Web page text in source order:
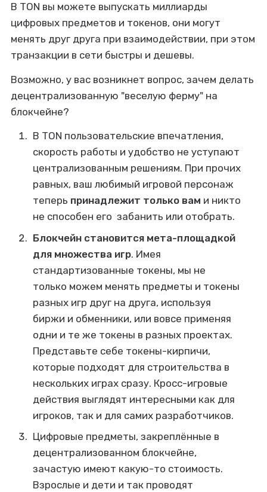
примеры смарт-контрактов NFT-
коллекции, NFT-токенов и смарт-
контракт простого маркетплейса
с обменом NFT на Toncoin…
В TON вы можете выпускать миллиарды
цифровых предметов и токенов, они могут
менять друг друга при взаимодействии, при этом
транзакции в сети быстры и дешевы.
Возможно, у вас возникнет вопрос, зачем делать
децентрализованную "веселую ферму" на
блокчейне?
В TON пользовательские впечатления,
скорость работы и удобство не уступают
централизованным решениям. При прочих
равных, ваш любимый игровой персонаж
теперь принадлежит только вам и никто
не способен его забанить или отобрать.
Блокчейн становится мета-площадкой
для множества игр. Имея
стандартизованные токены, мы не
только можем менять предметы и токены
разных игр друг на друга, используя
биржи и обменники, или вовсе применяя
одни и те же токены в разных проектах.
Представьте себе токены-кирпичи,
которые подходят для строительства в
нескольких играх сразу. Кросс-игровые
действия выглядят интересными как для
игроков, так и для самих разработчиков.
Цифровые предметы, закреплённые в
децентрализованном блокчейне,
зачастую имеют какую-то стоимость.
Взрослые и дети и так проводят